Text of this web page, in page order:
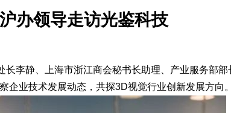
办领导走访光鉴科技
李静、上海市浙江商会秘书长助理、产业服务部
企业技术发展动态，共探3D视觉行业创新发展方向。